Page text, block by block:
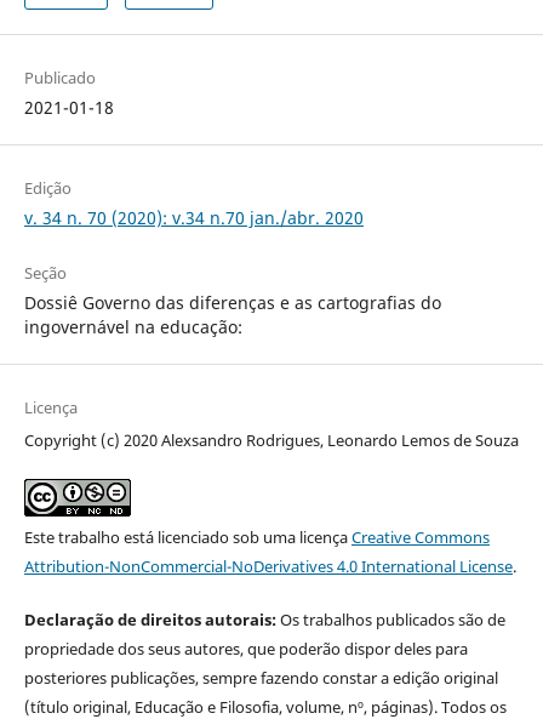
Publicado
2021-01-18
Edição
v. 34 n. 70 (2020): v.34 n.70 jan./abr. 2020
Seção
Dossiê Governo das diferenças e as cartografias do
ingovernável na educação:
Licença
Copyright (c) 2020 Alexsandro Rodrigues, Leonardo Lemos de Souza
Este trabalho está licenciado sob uma licençaCreative Commons
Attribution-NonCommercial-NoDerivatives 4.0 International License.
Declaração de direitos autorais:Os trabalhos publicados são de
propriedade dos seus autores, que poderão dispor deles para
posteriores publicações, sempre fazendo constar a edição original
(título original, Educação e Filosofia, volume, nº, páginas). Todos os